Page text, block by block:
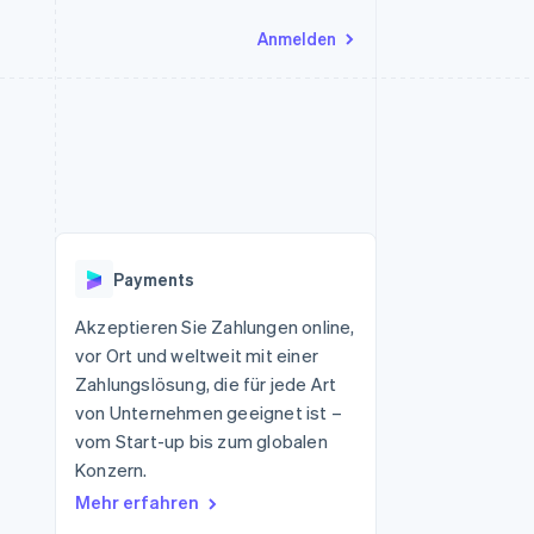
Anmelden
Radar
Start-up-Gründung
Climate
CO₂-Entnahme
Identity
Online-Identitätsprüfung
API-Status
Payments
Akzeptieren Sie Zahlungen online,
vor Ort und weltweit mit einer
Zahlungslösung, die für jede Art
von Unternehmen geeignet ist –
vom Start-up bis zum globalen
Konzern.
Mehr erfahren